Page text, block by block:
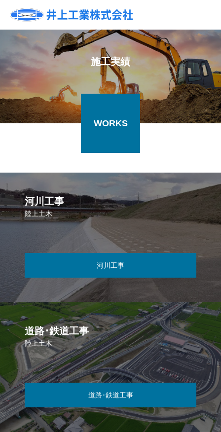
施工実績
WORKS
河川工事
陸上土木
河川工事
道路･鉄道工事
陸上土木
道路･鉄道工事